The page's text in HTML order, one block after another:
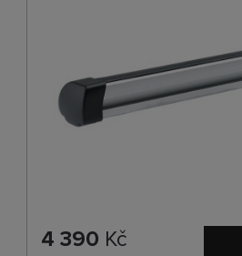
4 390 Kč